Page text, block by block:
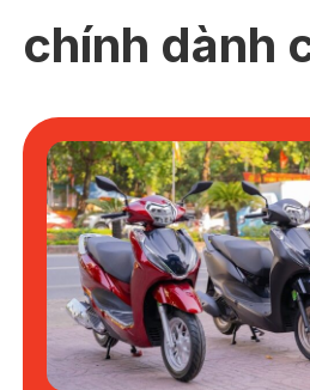
chính dành